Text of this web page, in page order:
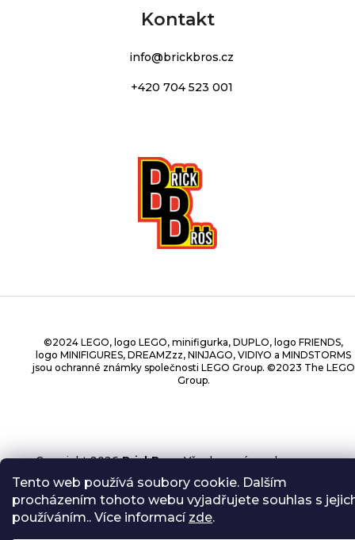
Tento web používá soubory cookie. Dalším
procházením tohoto webu vyjadřujete souhlas s
používáním.. Více informací zde.
Kontakt
info@brickbros.cz
+420 704 523 001
©2024 LEGO, logo LEGO, minifigurka, DUPLO, logo FRIENDS,
logo MINIFIGURES, DREAMZzz, NINJAGO, VIDIYO a MINDSTORMS
jsou ochranné známky společnosti LEGO Group. ©2023 The LEGO
Group.
Copyright 2026BrickBros. Všechna práva vyhrazena.